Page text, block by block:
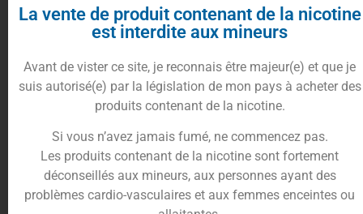
mélanges Do it Yourself
Avec ce mélange au croisement de l’exotisme et
association desaveursunique en son genre.
Unemanguegorgée de soleil pour le côté sucré,
framboise rosetypique européenne pour
Ce combo a permit auMangue framboisede
rencontrer un fort succès en e-liquidedepuis des
années maintenant.
La vente de produit contenant de la nicotine
est interdite aux mineurs
Avant de vister ce site, je reconnais être majeur(e) et que je
suis autorisé(e) par la législation de mon pays à acheter des
produits contenant de la nicotine.
Si vous n’avez jamais fumé, ne commencez pas.
Les produits contenant de la nicotine sont fortement
déconseillés aux mineurs, aux personnes ayant des
problèmes cardio-vasculaires et aux femmes enceintes ou